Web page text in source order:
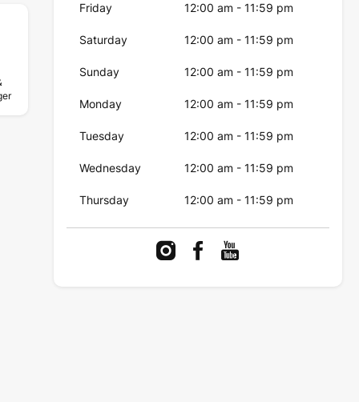
Friday 12:00 am -11:59 pm
Saturday 12:00 am -11:59 pm
Sunday 12:00 am -11:59 pm
Monday 12:00 am -11:59 pm
Tuesday 12:00 am -11:59 pm
Wednesday 12:00 am -11:59 pm
Thursday 12:00 am -11:59 pm